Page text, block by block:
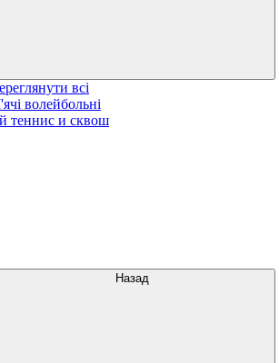
всі
волейбольні
теннис и сквош
Назад